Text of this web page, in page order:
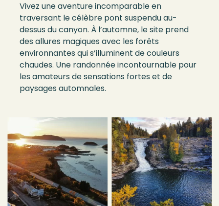
Vivez une aventure incomparable en
traversant le célèbre pont suspendu au-
dessus du canyon. À l’automne, le site prend
des allures magiques avec les forêts
environnantes qui s’illuminent de couleurs
chaudes. Une randonnée incontournable pour
les amateurs de sensations fortes et de
paysages automnales.